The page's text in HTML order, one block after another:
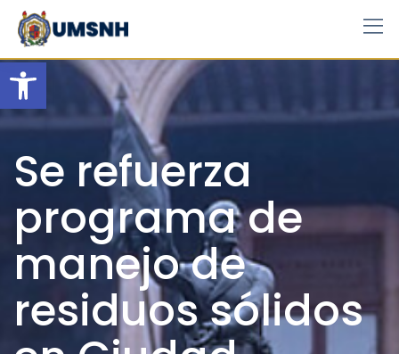
Open toolbar
Skip
content
Se refuerza
programa de
manejo de
residuos sólidos